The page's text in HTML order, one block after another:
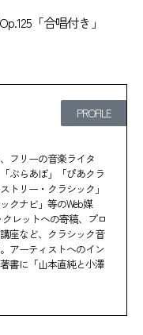
「合唱付き」
PROFILE
フリーの音楽ライタ
ぶらあぼ」「ぴあクラ
トリー・クラシック」
クナビ」等のWeb媒
レットへの寄稿、プロ
座など、クラシック音
アーティストへのイン
書に「山本直純と小澤